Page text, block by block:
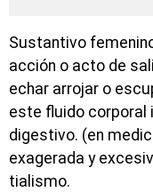
Sustantivo
acción o acto de
echar arrojar o
este fluido corporal
digestivo. (en
exagerada y
tialismo.